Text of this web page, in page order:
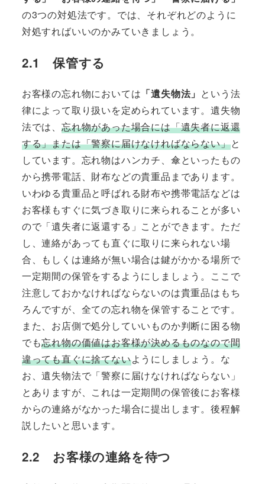
の3つの対処法です。では、それぞれどのように
対処すればいいのかみていきましょう。
2.1 保管する
お客様の忘れ物においては 「遺失物法」 という法
律によって取り扱いを定められています。遺失物
法では、 忘れ物があった場合には「遺失者に返還
する」または「警察に届けなければならない」と
しています。忘れ物はハンカチ、傘といったもの
から携帯電話、財布などの貴重品まであります。
いわゆる貴重品と呼ばれる財布や携帯電話などは
お客様もすぐに気づき取りに来られることが多い
ので「遺失者に返還する」ことができます。ただ
し、連絡があっても直ぐに取りに来られない場
合、もしくは連絡が無い場合は鍵がかかる場所で
一定期間の保管をするようにしましょう。ここで
注意しておかなければならないのは貴重品はもち
ろんですが、全ての忘れ物を保管することです。
また、お店側で処分していいものか判断に困る物
でも忘れ物の価値はお客様が決めるものなので間
違っても直ぐに捨てないようにしましょう。な
お、遺失物法で「警察に届けなければならない」
とありますが、これは一定期間の保管後にお客様
からの連絡がなかった場合に提出します。後程解
説したいと思います。
2.2 お客様の連絡を待つ